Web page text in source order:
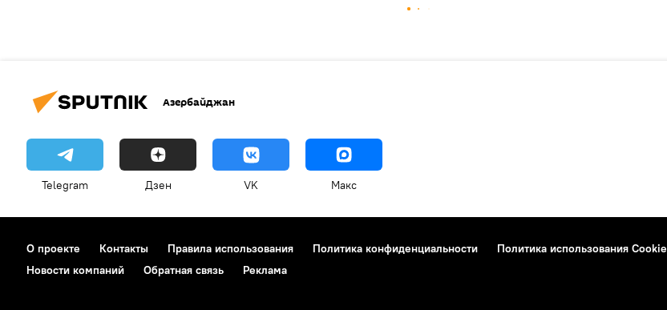
Азербайджан
Telegram Дзен VK Макс
О проекте Контакты Правила использования Политика конфиденциальности Политика использования Cookie
Новости компаний
Обратная связь Реклама